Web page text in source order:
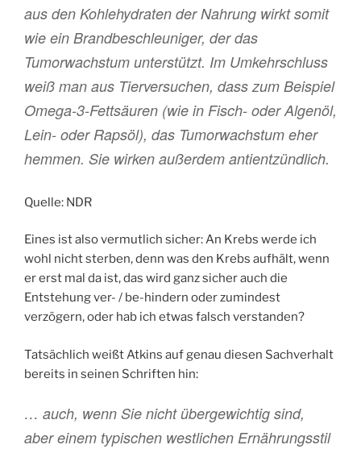
aus den Kohlehydraten der Nahrung wirkt somit
wie ein Brandbeschleuniger, der das
Tumorwachstum unterstützt. Im Umkehrschluss
weiß man aus Tierversuchen, dass zum Beispiel
Omega-3-Fettsäuren (wie in Fisch- oder Algenöl,
Lein- oder Rapsöl), das Tumorwachstum eher
hemmen. Sie wirken außerdem antientzündlich.
Quelle: NDR
Eines ist also vermutlich sicher: An Krebs werde ich
wohl nicht sterben, denn was den Krebs aufhält, wenn
er erst mal da ist, das wird ganz sicher auch die
Entstehung ver- / be-hindern oder zumindest
verzögern, oder hab ich etwas falsch verstanden?
Tatsächlich weißt Atkins auf genau diesen Sachverhalt
bereits in seinen Schriften hin:
… auch, wenn Sie nicht übergewichtig sind,
aber einem typischen westlichen Ernährungsstil